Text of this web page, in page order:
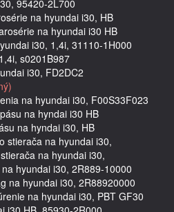
95420-2L700
na hyundai i30, HB
na hyundai i30 HB
i30, 1,4i, 31110-1H000
s0201B987
i30, FD2DC2
na hyundai i30, F00S33F023
na hyndai i30 HB
na hyndai i30, HB
stierača na hyundai i30,
na hyundai i30,
hyundai i30, 2R889-10000
na hyundai i30, 2R88920000
na hyundai i30, PBT GF30